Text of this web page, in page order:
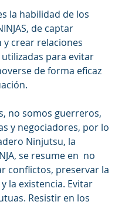
la habilidad de los
de captar
crear relaciones
para evitar
de forma eficaz
no somos guerreros,
y negociadores, por lo
Ninjutsu, la
se resume en  no
conflictos, preservar la
la existencia. Evitar
Resistir en los